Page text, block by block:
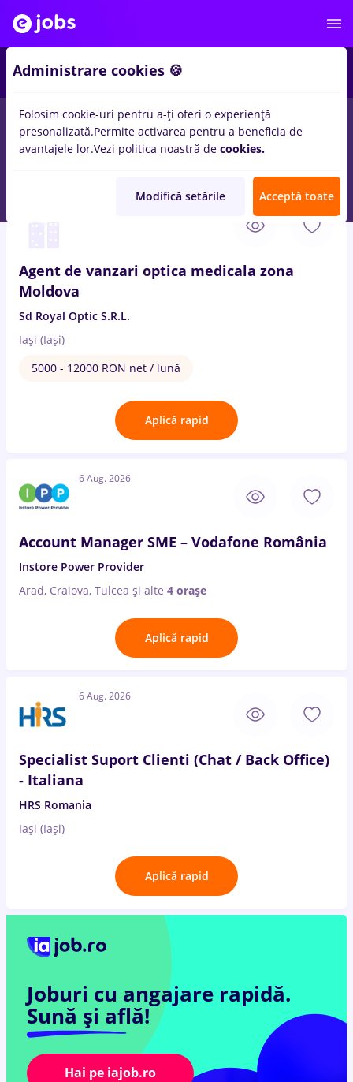
Salarii Fără experiență Entry-Level (< 2 ani)
Agent de vanzari optica medicala zona
Moldova
Sd Royal Optic S.R.L.
Iași (Iași)
5000 - 12000 RON net / lună
Aplică rapid
6 Aug. 2026
Account Manager SME – Vodafone România
Instore Power Provider
Arad, Craiova, Tulcea și alte 4 orașe
Aplică rapid
6 Aug. 2026
Specialist Suport Clienti (Chat / Back Office)
- Italiana
HRS Romania
Iași (Iași)
Aplică rapid
Joburi cu angajare rapidă.
Sună și află!
Hai pe iajob.ro
Administrare cookies 🍪
Folosim cookie-uri pentru a-ți oferi o experiență
presonalizată.Permite activarea pentru a beneficia de
avantajele lor.Vezi politica noastră de cookies.
Modifică setările Acceptă toate